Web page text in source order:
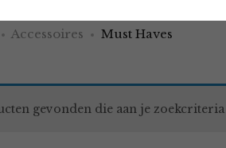
Accessoires Must Haves
gevonden die aan je